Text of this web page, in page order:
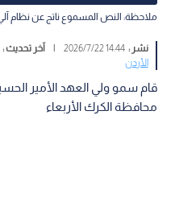
ملاحظة: النص المسموع ناتج عن نظام
نشر :14:44 2026/7/22
| آخر تحديث :
الأردن
قام سمو ولي العهد الأمير الحسين
محافظة الكرك الأربعاء